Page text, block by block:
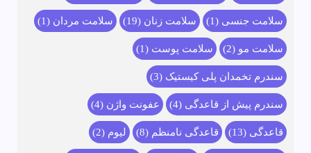
سلامت جنسی (1) سلامت زنان (19) سلامت مردان (1)
سلامت مو (2) سلامت پوست (1)
سندرم تخمدان پلی کیستیک (3)
سندرم پیش از قاعدگی (4) عفونت واژن (4)
قاعدگی (13) قاعدگی نامنظم (8) لیوم (2)